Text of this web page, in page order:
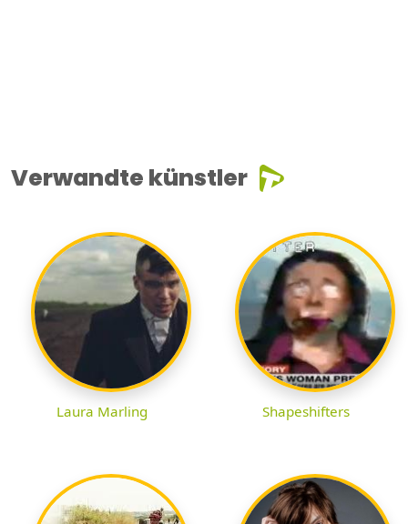
Verwandte künstler
Laura Marling Shapeshifters